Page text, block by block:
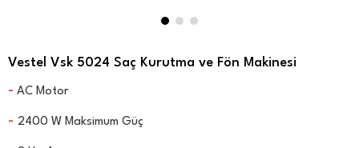
Vestel Vsk 5024 Saç Kurutma ve Fön Makinesi
- AC Motor
- 2400 W Maksimum Güç